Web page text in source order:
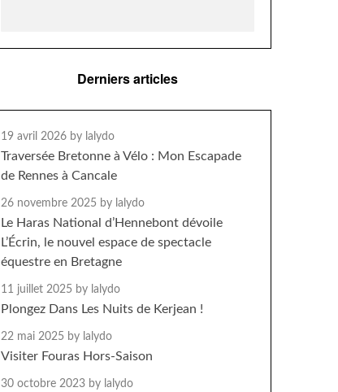
Derniers articles
19 avril 2026 by lalydo
Traversée Bretonne à Vélo : Mon Escapade
de Rennes à Cancale
26 novembre 2025 by lalydo
Le Haras National d’Hennebont dévoile
L’Écrin, le nouvel espace de spectacle
équestre en Bretagne
11 juillet 2025 by lalydo
Plongez Dans Les Nuits de Kerjean !
22 mai 2025 by lalydo
Visiter Fouras Hors-Saison
30 octobre 2023 by lalydo